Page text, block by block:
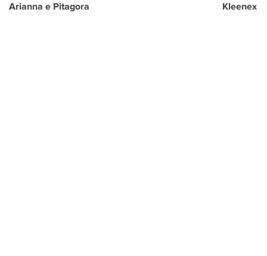
Arianna e Pitagora Kleenex